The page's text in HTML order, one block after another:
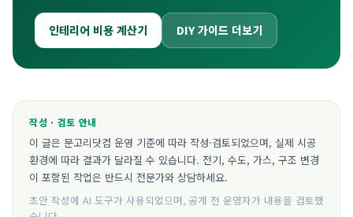
인테리어 비용 계산기 DIY 가이드 더보기
작성 · 검토 안내
이 글은 문고리닷컴 운영 기준에 따라 작성·검토되었으며, 실제 시공
환경에 따라 결과가 달라질 수 있습니다. 전기, 수도, 가스, 구조 변경
이 포함된 작업은 반드시 전문가와 상담하세요.
초안 작성에 AI 도구가 사용되었으며, 공개 전 운영자가 내용을 검토했